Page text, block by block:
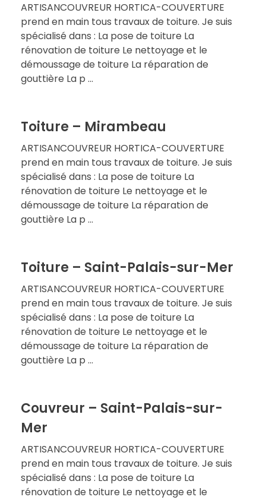
ARTISANCOUVREUR HORTICA-COUVERTURE
prend en main tous travaux de toiture. Je suis
spécialisé dans : La pose de toiture La
rénovation de toiture Le nettoyage et le
démoussage de toiture La réparation de
gouttière La p ...
Toiture – Mirambeau
ARTISANCOUVREUR HORTICA-COUVERTURE
prend en main tous travaux de toiture. Je suis
spécialisé dans : La pose de toiture La
rénovation de toiture Le nettoyage et le
démoussage de toiture La réparation de
gouttière La p ...
Toiture – Saint-Palais-sur-Mer
ARTISANCOUVREUR HORTICA-COUVERTURE
prend en main tous travaux de toiture. Je suis
spécialisé dans : La pose de toiture La
rénovation de toiture Le nettoyage et le
démoussage de toiture La réparation de
gouttière La p ...
Couvreur – Saint-Palais-sur-
Mer
ARTISANCOUVREUR HORTICA-COUVERTURE
prend en main tous travaux de toiture. Je suis
spécialisé dans : La pose de toiture La
rénovation de toiture Le nettoyage et le